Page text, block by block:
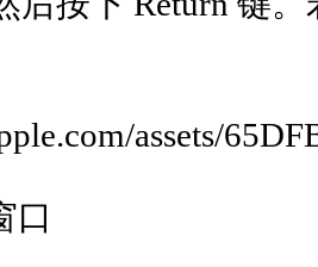
assets/
口